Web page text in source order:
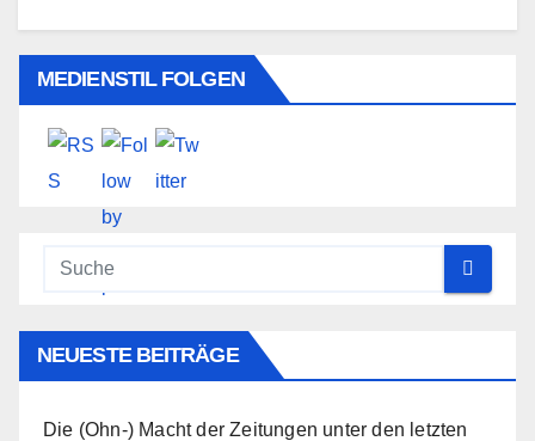
MEDIENSTIL FOLGEN
NEUESTE BEITRÄGE
Die (Ohn-) Macht der Zeitungen unter den letzten